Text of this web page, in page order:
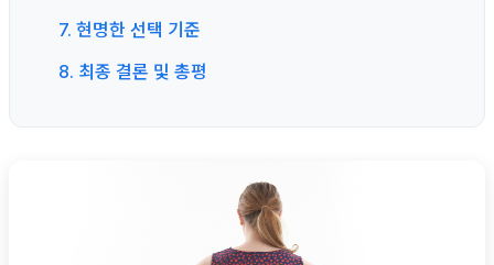
7. 현명한 선택 기준
8. 최종 결론 및 총평